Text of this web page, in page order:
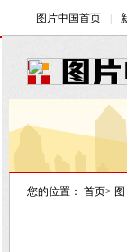
您的位置： 首页>